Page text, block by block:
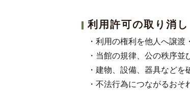
利用許可の取り消し
・利用の権利を他人へ譲渡
・当館の規律、公の秩序
・建物、設備、器具など
・不法行為につながるお